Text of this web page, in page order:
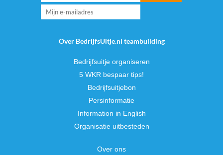
Over BedrijfsUitje.nl teambuilding
Bedrijfsuitje organiseren
5 WKR bespaar tips!
Bedrijfsuitjebon
Persinformatie
Information in English
Organisatie uitbesteden
Over ons